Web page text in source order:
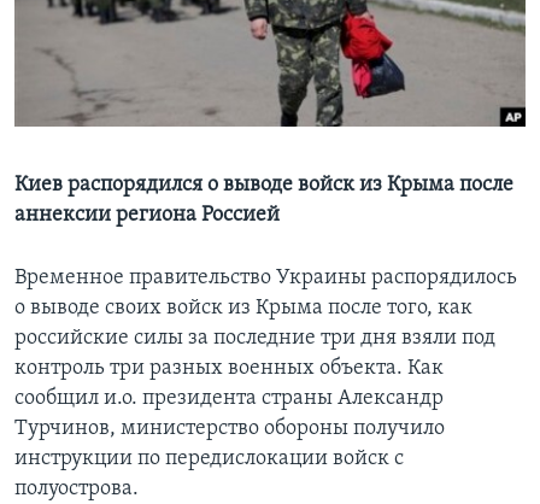
СОЦИАЛЬНЫЕ СЕТИ
Языки
Киев распорядился о выводе войск из Крыма после
аннексии региона Россией
Временное правительство Украины распорядилось
о выводе своих войск из Крыма после того, как
российские силы за последние три дня взяли под
контроль три разных военных объекта. Как
сообщил и.о. президента страны Александр
Турчинов, министерство обороны получило
инструкции по передислокации войск с
полуострова.